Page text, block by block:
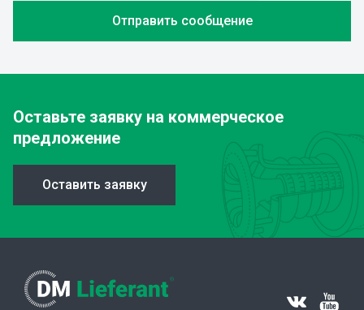
Оставьте заявку на коммерческое
предложение
Оставить заявку